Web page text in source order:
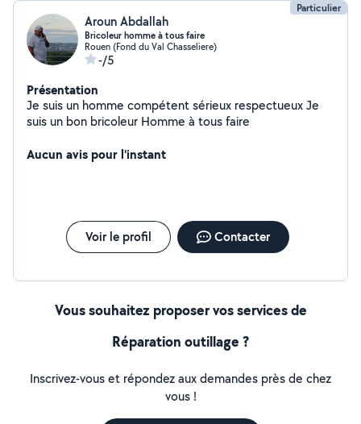
Particulier
Aroun Abdallah
Bricoleur homme à tous faire
Rouen (Fond du Val Chasseliere)
-/5
Présentation
Je suis un homme compétent sérieux respectueux Je
suis un bon bricoleur Homme à tous faire
Aucun avis pour l'instant
Voir le profil Contacter
Vous souhaitez proposer vos services de
Réparation outillage ?
Inscrivez-vous et répondez aux demandes près de chez
vous !